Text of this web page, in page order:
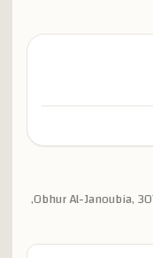
JFUA8033, 8033 طريق الملك عبدالعزيز، Obhur Al-Janoubia, 3075,